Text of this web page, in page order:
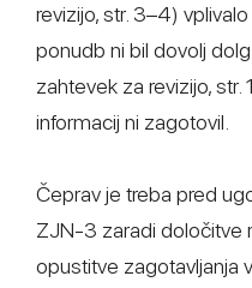
revizijo, str. 3–4)
ponudb ni bil dovolj
zahtevek za revizijo, str.
informacij ni zagotovil.
Čeprav je treba pred
ZJN-3 zaradi določitve
opustitve zagotavljanja